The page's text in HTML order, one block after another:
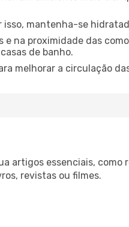
isso, mantenha-se
e na proximidade das
de banho.
melhorar a circulação
artigos essenciais,
revistas ou filmes.